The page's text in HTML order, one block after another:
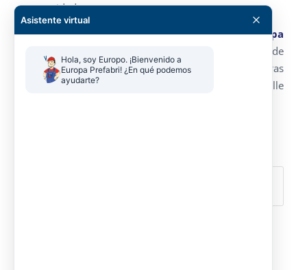
comunidad.
Con este proyecto completado con éxito,Europa
refuerza su reputación como una empresa de
referencia en el diseño y construcción de estructuras
prefabricadas, destacándose por su atención al detalle
Asistente virtual
Hola, soy Europo. ¡Bienvenido a
Europa Prefabri! ¿En qué podemos
ayudarte?